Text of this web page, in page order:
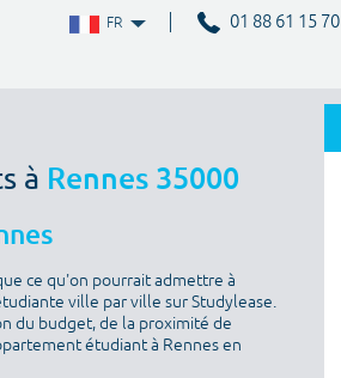
FR 01 88 61 15 70
à Rennes 35000
ce qu'on pourrait admettre à
ville par ville sur Studylease.
du budget, de la proximité de
étudiant à Rennes en